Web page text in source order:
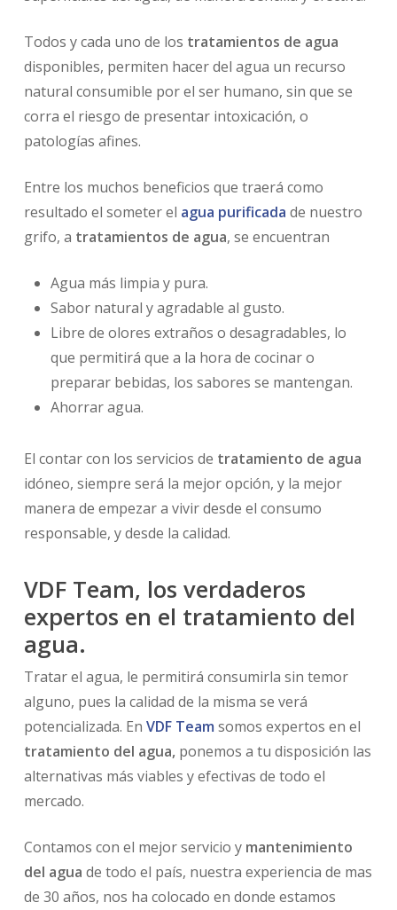
Todos y cada uno de los tratamientos de agua
disponibles, permiten hacer del agua un recurso
natural consumible por el ser humano, sin que se
corra el riesgo de presentar intoxicación, o
patologías afines.
Entre los muchos beneficios que traerá como
resultado el someter el agua purificada de nuestro
grifo, a tratamientos de agua, se encuentran
Agua más limpia y pura.
Sabor natural y agradable al gusto.
Libre de olores extraños o desagradables, lo
que permitirá que a la hora de cocinar o
preparar bebidas, los sabores se mantengan.
Ahorrar agua.
El contar con los servicios de tratamiento de agua
idóneo, siempre será la mejor opción, y la mejor
manera de empezar a vivir desde el consumo
responsable, y desde la calidad.
VDF Team, los verdaderos
expertos en el tratamiento del
agua.
Tratar el agua, le permitirá consumirla sin temor
alguno, pues la calidad de la misma se verá
potencializada. En VDF Team somos expertos en el
tratamiento del agua,ponemos a tu disposición las
alternativas más viables y efectivas de todo el
mercado.
Contamos con el mejor servicio y mantenimiento
del agua de todo el país, nuestra experiencia de mas
de 30 años, nos ha colocado en donde estamos